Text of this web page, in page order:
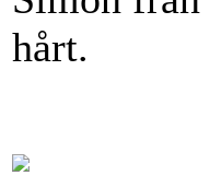
hårt.